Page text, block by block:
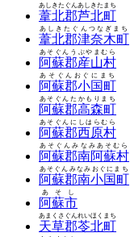
葦北郡芦北町
あしきたぐんあしきたまち
葦北郡津奈木町
あしきたぐんつなぎまち
阿蘇郡産山村
あそぐんうぶやまむら
阿蘇郡小国町
あそぐんおぐにまち
阿蘇郡高森町
あそぐんたかもりまち
阿蘇郡西原村
あそぐんにしはらむら
阿蘇郡南阿蘇村
あそぐんみなみあそむら
阿蘇郡南小国町
あそぐんみなみおぐにまち
阿蘇市
あそし
天草郡苓北町
あまくさぐんれいほくまち